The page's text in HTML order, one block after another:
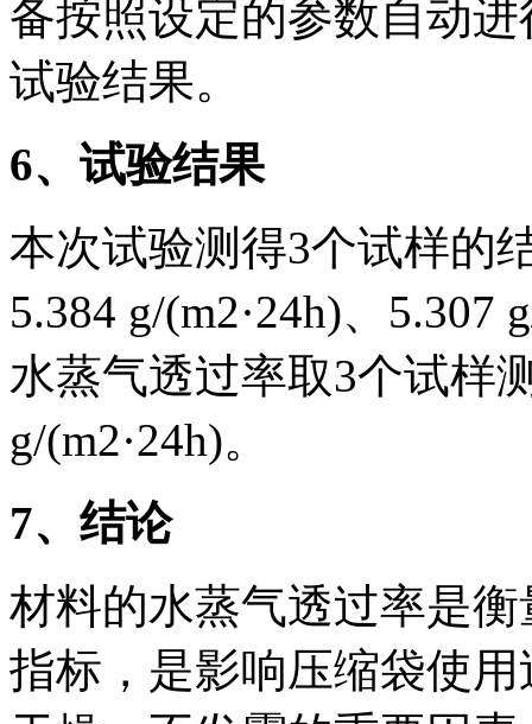
备按照设定的参数自动
试验结果。
6、试验结果
本次试验测得3个试样的
5.384 g/(m2·24h)、5.307
水蒸气透过率取3个试样
g/(m2·24h)。
7、结论
材料的水蒸气透过率是
指标，是影响压缩袋使